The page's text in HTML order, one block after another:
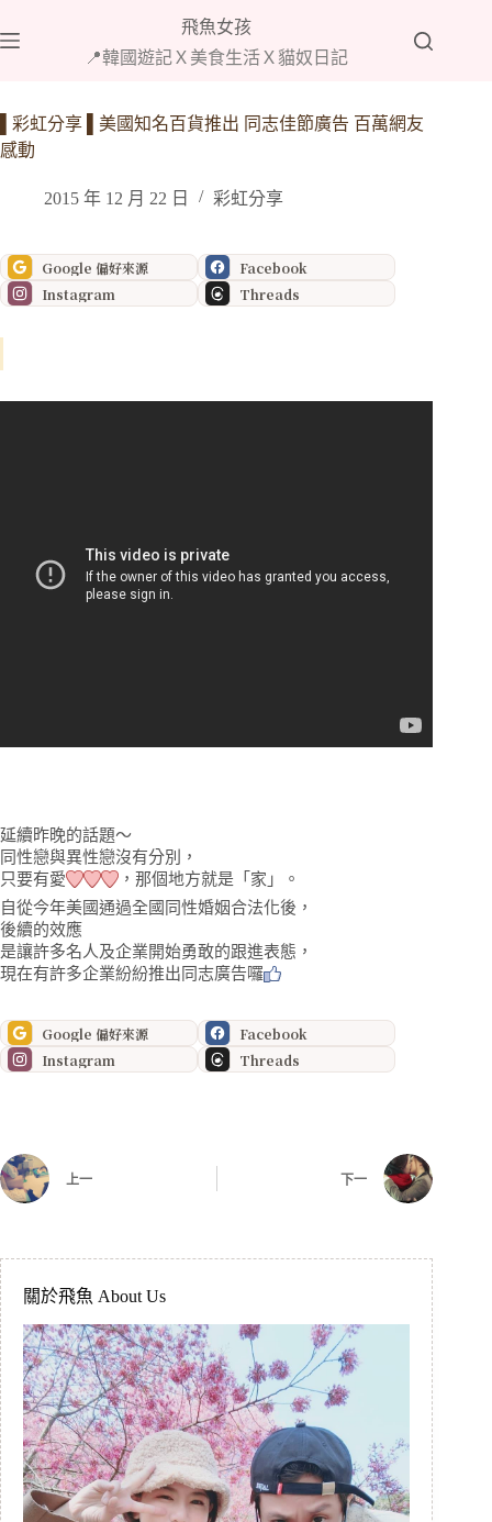
至
內
容
飛魚女孩
📍韓國遊記Ｘ美食生活Ｘ貓奴日記
▌彩虹分享 ▌美國知名百貨推出 同志佳節廣告 百萬網友
感動
2015 年 12 月 22 日 彩虹分享
Google 偏好來源
Facebook
Instagram
Threads
延續昨晚的話題～
同性戀與異性戀沒有分別，
只要有愛❤❤❤ ，那個地方就是「家」。
自從今年美國通過全國同性婚姻合法化後，
後續的效應
是讓許多名人及企業開始勇敢的跟進表態，
現在有許多企業紛紛推出同志廣告囉
Google 偏好來源
Facebook
Instagram
Threads
上一 下一
關於飛魚 About Us